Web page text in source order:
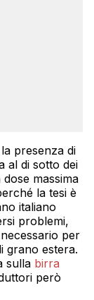
presenza di
al di sotto dei
massima
la tesi è
italiano
problemi,
per
grano estera.
sulla birra
però